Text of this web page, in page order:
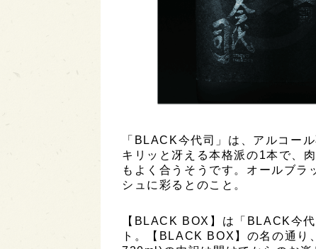
「BLACK今代司」は、アルコー
キリッと冴える本格派の1本で、
もよく合うそうです。オールブラ
シュに彩るとのこと。
【BLACK BOX】は「BLACK今
ト。【BLACK BOX】の名の通